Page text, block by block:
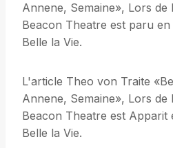
Annene, Semaine», Lors de
Beacon Theatre est paru
Belle la Vie.
L'article Theo von Traite
Annene, Semaine», Lors de
Beacon Theatre est Apparit
Belle la Vie.